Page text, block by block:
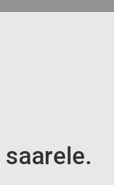
saarele.